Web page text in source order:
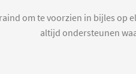
om te voorzien in bijles op
altijd ondersteunen